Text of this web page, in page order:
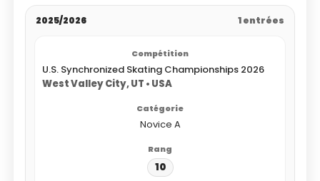
2025/2026 1 entrées
U.S. Synchronized Skating Championships 2026
West Valley City, UT • USA
Novice A
10